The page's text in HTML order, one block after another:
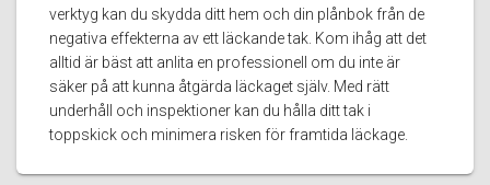
verktyg kan du skydda ditt hem och din plånbok från de
negativa effekterna av ett läckande tak. Kom ihåg att det
alltid är bäst att anlita en professionell om du inte är
säker på att kunna åtgärda läckaget själv. Med rätt
underhåll och inspektioner kan du hålla ditt tak i
toppskick och minimera risken för framtida läckage.